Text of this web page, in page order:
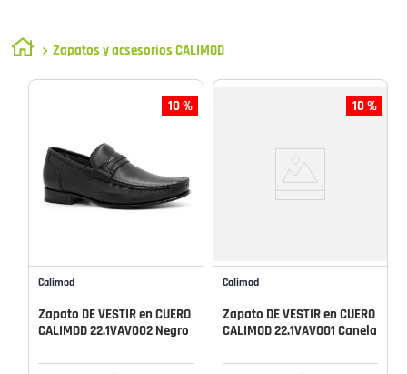
Zapatos y acsesorios CALIMOD
10 %
Calimod
Zapato DE VESTIR en CUERO
CALIMOD 22.1VAV002 Negro
10 %
Calimod
Zapato DE VESTIR en CUERO
CALIMOD 22.1VAV001 Canela